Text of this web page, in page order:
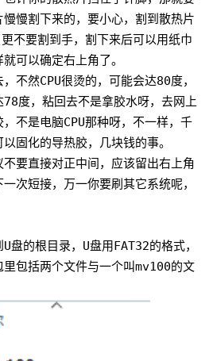
慢割下来的，要小心，割到散热片
不要割到手，割下来后可以用纸巾
可以确定右上角了。
不然CPU很烫的，可能会达80度，
度，粘回去不是拿胶水呀，去网上
不是电脑CPU那种呀，不一样，千
固化的导热胶，几块钱的事。
要直接对正中间，应该留出右上角
次短接，万一你要刷其它系统呢，
盘的根目录，U盘用FAT32的格式，
包括两个文件与一个叫mv100的文